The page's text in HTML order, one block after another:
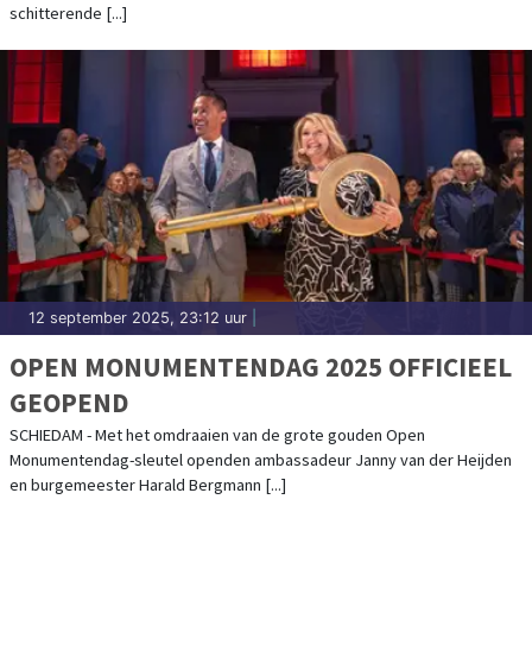
schitterende [...]
12 september 2025, 23:12 uur
OPEN MONUMENTENDAG 2025 OFFICIEEL
GEOPEND
SCHIEDAM - Met het omdraaien van de grote gouden Open
Monumentendag-sleutel openden ambassadeur Janny van der Heijden
en burgemeester Harald Bergmann [...]